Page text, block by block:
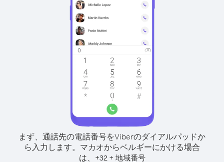
まず、通話先の電話番号をViberのダイアルパッドか
ら入力します。 マカオからベルギーにかける場合
は、
+32+ 地域番号